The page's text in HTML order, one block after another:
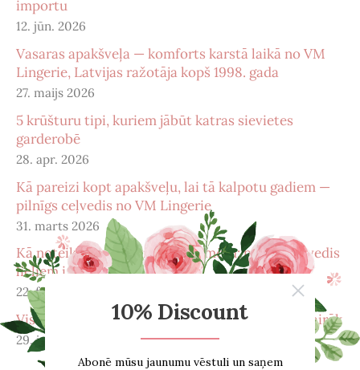
importu
12. jūn. 2026
Vasaras apakšveļa — komforts karstā laikā no VM
Lingerie, Latvijas ražotāja kopš 1998. gada
27. maijs 2026
5 krūšturu tipi, kuriem jābūt katras sievietes
garderobē
28. apr. 2026
Kā pareizi kopt apakšveļu, lai tā kalpotu gadiem —
pilnīgs ceļvedis no VM Lingerie
31. marts 2026
Kā noteikt pareizu krūštura izmēru: pilnīgs ceļvedis
lieliem izmēriem
22. febr. 2026
Viss, ko vēlējies zināt par menopauzi – un pat vairāk
29. janv. 2026